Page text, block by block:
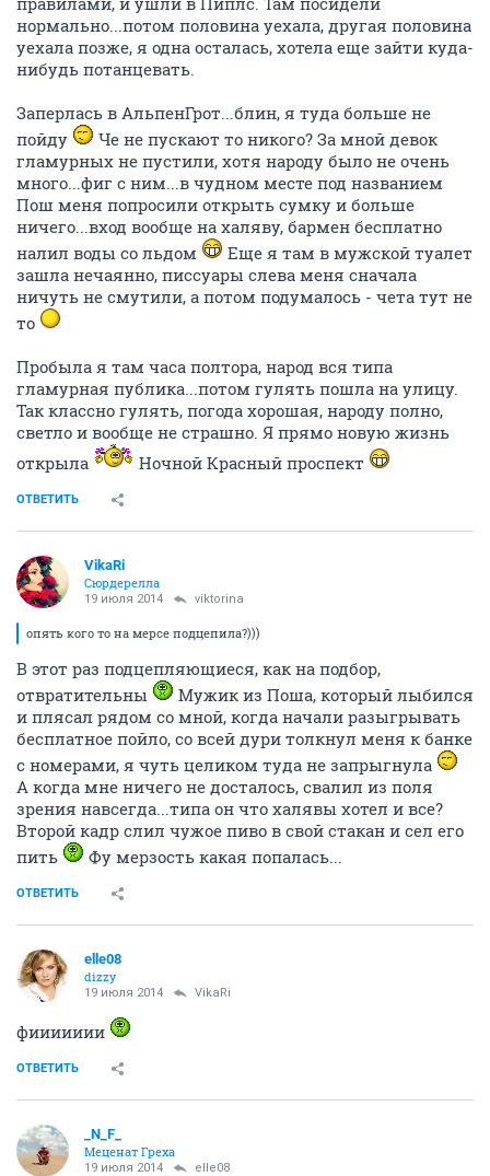
нормально...потом половина уехала, другая половина
уехала позже, я одна осталась, хотела еще зайти куда-
нибудь потанцевать.
Заперлась в АльпенГрот...блин, я туда больше не
пойду
Че не пускают то никого? За мной девок
гламурных не пустили, хотя народу было не очень
много...фиг с ним...в чудном месте под названием
Пош меня попросили открыть сумку и больше
ничего...вход вообще на халяву, бармен бесплатно
налил воды со льдом
Еще я там в мужской туалет
зашла нечаянно, писсуары слева меня сначала
ничуть не смутили, а потом подумалось - чета тут не
то
Пробыла я там часа полтора, народ вся типа
гламурная публика...потом гулять пошла на улицу.
Так классно гулять, погода хорошая, народу полно,
светло и вообще не страшно. Я прямо новую жизнь
открыла
Ночной Красный проспект
ОТВЕТИТЬ
VikaRi
Сюрдерелла
19 июля 2014 viktorina
опять кого то на мерсе подцепила?)))
В этот раз подцепляющиеся, как на подбор,
отвратительны
Мужик из Поша, который лыбился
и плясал рядом со мной, когда начали разыгрывать
бесплатное пойло, со всей дури толкнул меня к банке
с номерами, я чуть целиком туда не запрыгнула
А когда мне ничего не досталось, свалил из поля
зрения навсегда...типа он что халявы хотел и все?
Второй кадр слил чужое пиво в свой стакан и сел его
пить
Фу мерзость какая попалась...
ОТВЕТИТЬ
elle08
dizzy
19 июля 2014 VikaRi
фиииииии
ОТВЕТИТЬ
_N_F_
Меценат Греха
19 июля 2014 elle08